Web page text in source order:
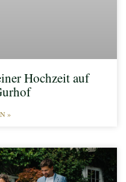
Hochzeit auf
»